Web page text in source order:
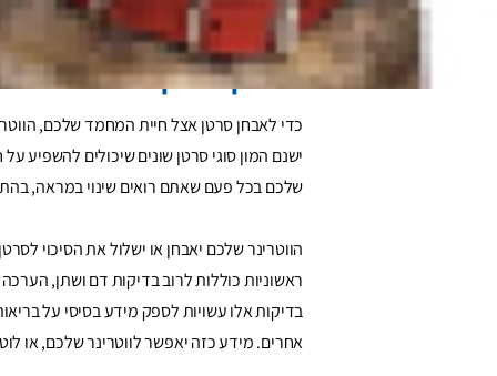
מאמר זה יכול לעזור להדריך אתכם לאורך המסע.
אבחון סרטן בחיות
כדי לאבחן סרטן אצל חיית המחמד שלכם,
ישנם המון סוגי סרטן שונים שיכולים להשפיע
שלכם בכל פעם שאתם רואים שינוי במראה,
הווטרינר שלכם יאבחן או ישלול את הסיכוי
בדיקות אלו עשויות לספק מידע בסיסי על
אחרים. מידע כזה יאפשר לווטרינר שלכם, או